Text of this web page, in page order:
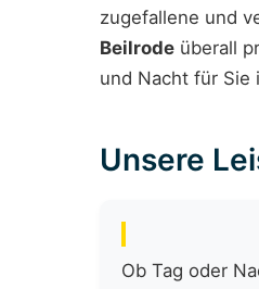
zugefallene und
Beilrode überall
und Nacht für Sie
Unsere
Ob Tag oder